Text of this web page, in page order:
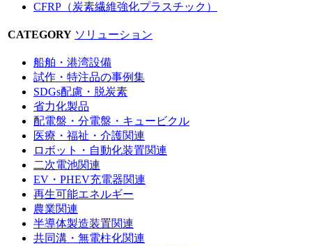
CFRP（炭素繊維強化プラスチック）
CATEGORY ソリューション
船舶・港湾設備
試作・特注品の事例集
SDGs配慮・脱炭素
省力化製品
配電盤・分電盤・キュービクル
医療・福祉・介護関連
ロボット・自動化装置関連
二次電池関連
EV・PHEV充電器関連
再生可能エネルギー
農業関連
半導体製造装置関連
共同溝・無電柱化関連